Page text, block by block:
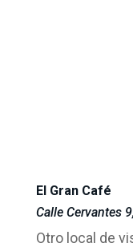
El Gran Café
Calle Cervantes
Otro local de